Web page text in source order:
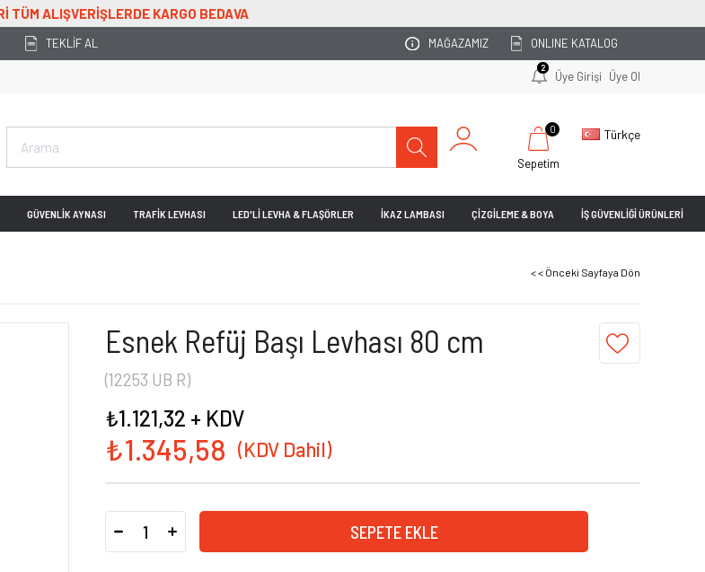
TEKLİF AL MAĞAZAMIZ ONLINE KATALOG
2
Üye Girişi Üye Ol
Türkçe
Sepetim
0
GÜVENLİK AYNASI TRAFİK LEVHASI LED'Lİ LEVHA & FLAŞÖRLER İKAZ LAMBASI ÇİZGİLEME & BOYA İŞ GÜVENLİĞİ ÜRÜNLERİ
< < Önceki Sayfaya Dön
Esnek Refüj Başı Levhası 80 cm
(12253 UB R)
₺1.345,58
₺1.121,32 + KDV